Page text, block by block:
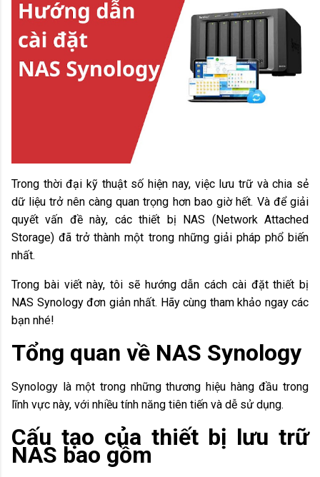
Trong thời đại kỹ thuật số hiện nay, việc lưu trữ và chia sẻ
dữ liệu trở nên càng quan trọng hơn bao giờ hết. Và để giải
quyết vấn đề này, các thiết bị NAS (Network Attached
Storage) đã trở thành một trong những giải pháp phổ biến
nhất.
Trong bài viết này, tôi sẽ hướng dẫn cách cài đặt thiết bị
NAS Synology đơn giản nhất. Hãy cùng tham khảo ngay các
bạn nhé!
Tổng quan về NAS Synology
Synology là một trong những thương hiệu hàng đầu trong
lĩnh vực này, với nhiều tính năng tiên tiến và dễ sử dụng.
Cấu tạo của thiết bị lưu trữ
NAS bao gồm